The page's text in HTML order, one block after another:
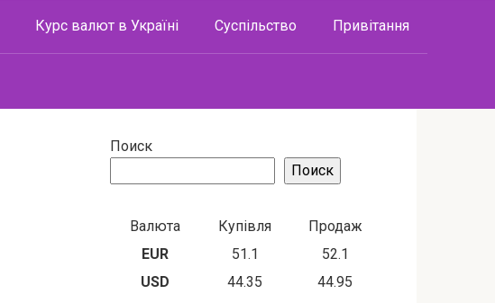
Курс валют в Україні Суспільство Привітання
Поиск
Поиск
Валюта Купівля
Продаж
EUR
51.1
52.1
USD
44.35 44.95